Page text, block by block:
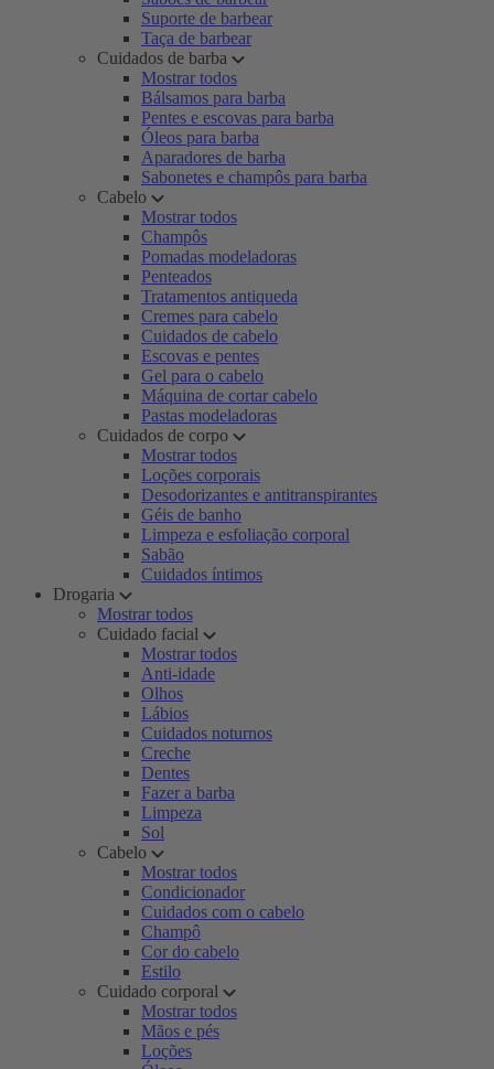
Suporte de barbear
Taça de barbear
Cuidados de barba
Mostrar todos
Bálsamos para barba
Pentes e escovas para barba
Óleos para barba
Aparadores de barba
Sabonetes e champôs para barba
Cabelo
Mostrar todos
Champôs
Pomadas modeladoras
Penteados
Tratamentos antiqueda
Cremes para cabelo
Cuidados de cabelo
Escovas e pentes
Gel para o cabelo
Máquina de cortar cabelo
Pastas modeladoras
Cuidados de corpo
Mostrar todos
Loções corporais
Desodorizantes e antitranspirantes
Géis de banho
Limpeza e esfoliação corporal
Sabão
Cuidados íntimos
Drogaria
Mostrar todos
Cuidado facial
Mostrar todos
Anti-idade
Olhos
Lábios
Cuidados noturnos
Creche
Dentes
Fazer a barba
Limpeza
Sol
Cabelo
Mostrar todos
Condicionador
Cuidados com o cabelo
Champô
Cor do cabelo
Estilo
Cuidado corporal
Mostrar todos
Mãos e pés
Loções